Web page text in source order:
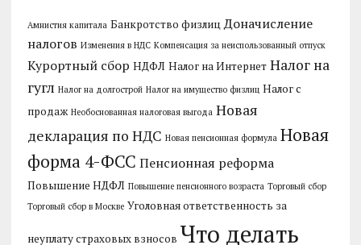
Амнистия капитала Банкротство физлиц Доначисление
налогов Изменения в НДС Компенсация за неиспользованный отпуск
Курортный сбор НДФЛ Налог на Интернет Налог на
гугл Налог на долгострой Налог на имущество физлиц Налог с
продаж Необоснованная налоговая выгода Новая
декларация по НДС Новая пенсионная формула Новая
форма 4-ФСС Пенсионная реформа
Повышение НДФЛ Повышение пенсионного возраста Торговый сбор
Торговый сбор в Москве Уголовная ответственность за
неуплату страховых взносов Что делать